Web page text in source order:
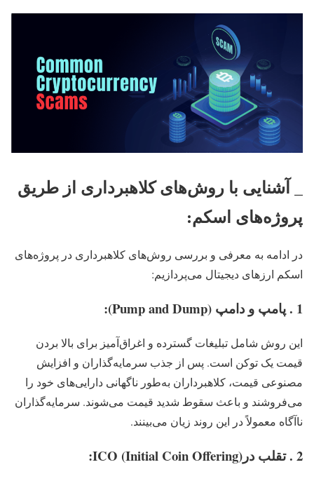
_ آشنایی با روش‌های کلاهبرداری از طریق
پروژه‌های اسکم:
در ادامه به معرفی و بررسی روش‌های کلاهبرداری در پروژه‌های
اسکم ارزهای دیجیتال می‌پردازیم:
1 . پامپ و دامپ (Pump and Dump):
این روش شامل تبلیغات گسترده و اغراق‌آمیز برای بالا بردن
قیمت یک توکن است. پس از جذب سرمایه‌گذاران و افزایش
مصنوعی قیمت، کلاهبرداران به‌طور ناگهانی دارایی‌های خود را
می‌فروشند و باعث سقوط شدید قیمت می‌شوند. سرمایه‌گذاران
ناآگاه معمولاً در این روند زیان می‌بینند.
2 . تقلب درICO (Initial Coin Offering):